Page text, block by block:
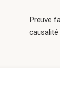
Preuve
causalité